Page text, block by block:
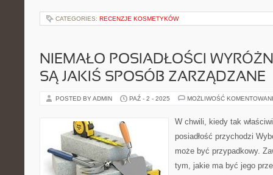
CATEGORIES: RECENZJE KOSMETYKÓW
NIEMAŁO POSIADŁOŚCI
SĄ JAKIŚ SPOSÓB ZARZĄDZANE
POSTED BY ADMIN PAŹ - 2 - 2025 MOŻLIWOŚĆ
W chwili, kiedy tak
posiadłość przychodzi
może być przypadkowy.
tym, jakie ma być jego